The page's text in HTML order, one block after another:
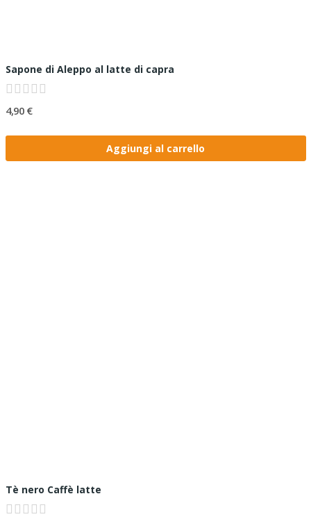
Sapone di Aleppo al latte di capra
4,90 €
Aggiungi al carrello
Tè nero Caffè latte